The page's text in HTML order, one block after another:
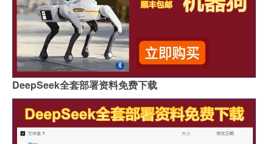
DeepSeek全套部署资料免费下载